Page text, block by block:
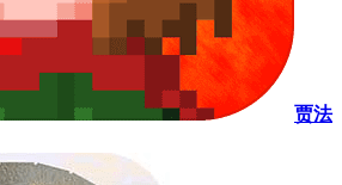
贾法